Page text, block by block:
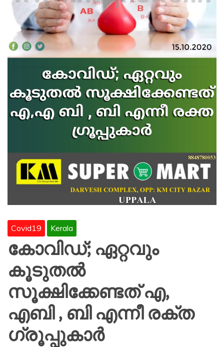
Covid19 Kerala
കോവിഡ്; ഏറ്റവും
കൂടുതൽ
സൂക്ഷിക്കേണ്ടത് എ,
എബി , ബി എന്നീ രക്ത
ഗ്രൂപ്പുകാർ